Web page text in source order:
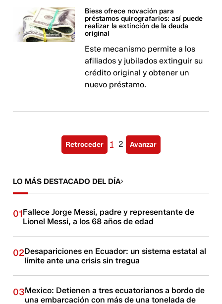
Biess ofrece novación para
préstamos quirografarios: así puede
realizar la extinción de la deuda
original
Este mecanismo permite a los
afiliados y jubilados extinguir su
crédito original y obtener un
nuevo préstamo.
Retroceder 1 2 Avanzar
LO MÁS DESTACADO DEL DÍA
01Fallece Jorge Messi, padre y representante de
Lionel Messi, a los 68 años de edad
02Desapariciones en Ecuador: un sistema estatal al
límite ante una crisis sin tregua
03Mexico: Detienen a tres ecuatorianos a bordo de
una embarcación con más de una tonelada de